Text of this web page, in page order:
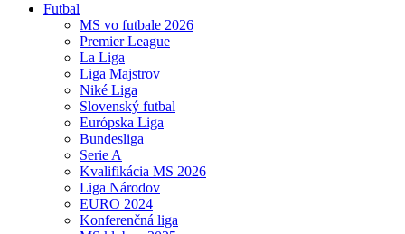
Futbal
MS vo futbale 2026
Premier League
La Liga
Liga Majstrov
Niké Liga
Slovenský futbal
Európska Liga
Bundesliga
Serie A
Kvalifikácia MS 2026
Liga Národov
EURO 2024
Konferenčná liga